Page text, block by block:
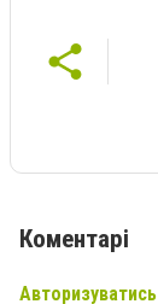
Коментарі
Авторизуватись